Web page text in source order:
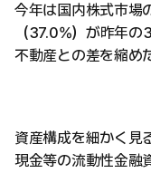
今年は国内株式市場
（37.0%）が昨年の
不動産との差を縮め
資産構成を細かく見
現金等の流動性金融